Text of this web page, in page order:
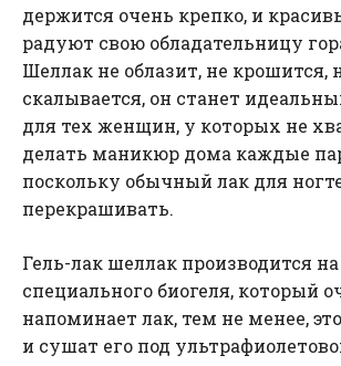
держится очень крепко, и
радуют свою обладательницу
Шеллак не облазит, не крошится,
скалывается, он станет
для тех женщин, у которых не
делать маникюр дома каждые
поскольку обычный лак для
перекрашивать.
Гель-лак шеллак производится на
специального биогеля, который
напоминает лак, тем не менее,
и сушат его под